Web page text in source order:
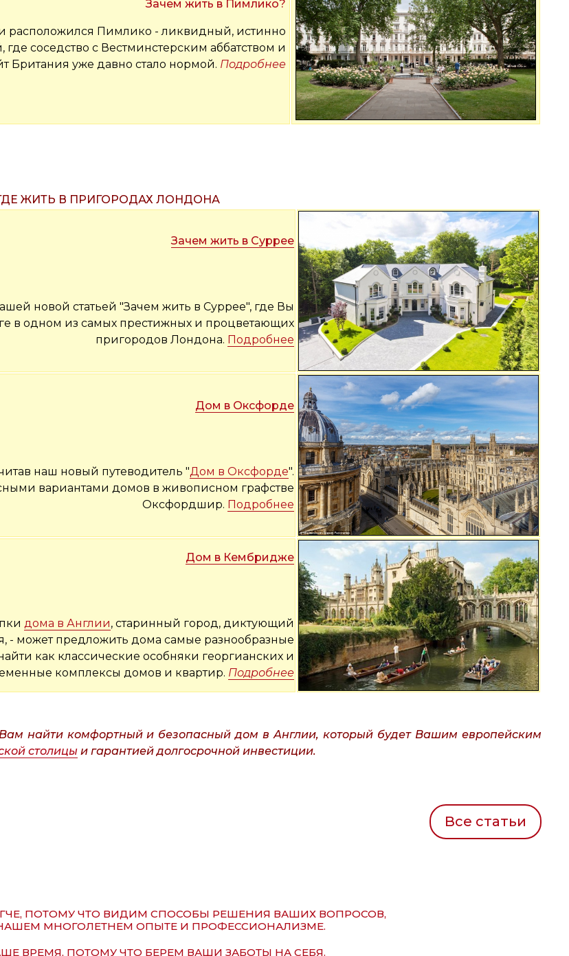
Зачем жить в Пимлико?
расположился Пимлико - ликвидный, истинно
соседство с Вестминстерским аббатством и
Британия уже давно стало нормой. Подробнее
ЖИТЬ В ПРИГОРОДАХ ЛОНДОНА
Зачем жить в Суррее
новой статьей "Зачем жить в Суррее", где Вы
в одном из самых престижных и процветающих
пригородов Лондона. Подробнее
Дом в Оксфорде
наш новый путеводитель "Дом в Оксфорде".
вариантами домов в живописном графстве
Оксфордшир. Подробнее
Дом в Кембридже
дома в Англии, старинный город, диктующий
- может предложить дома самые разнообразные
как классические особняки георгианских и
комплексы домов и квартир. Подробнее
найти комфортный и безопасный дом в Англии, который будет Вашим европейским
столицы и гарантией долгосрочной инвестиции.
Все статьи
ПОТОМУ ЧТО ВИДИМ СПОСОБЫ РЕШЕНИЯ ВАШИХ ВОПРОСОВ,
МНОГОЛЕТНЕМ ОПЫТЕ И ПРОФЕССИОНАЛИЗМЕ.
ВРЕМЯ, ПОТОМУ ЧТО БЕРЕМ ВАШИ ЗАБОТЫ НА СЕБЯ.